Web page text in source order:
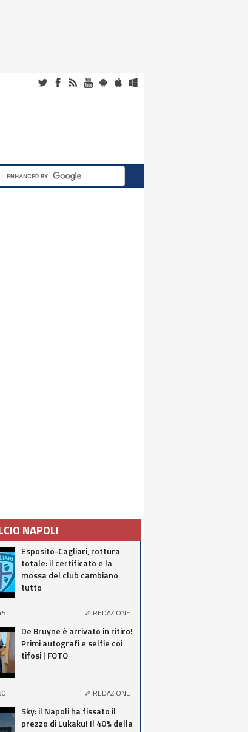
NAPOLI
Esposito-Cagliari, rottura
totale: il certificato e la
mossa del club cambiano
tutto
REDAZIONE
De Bruyne è arrivato in ritiro!
Primi autografi e selfie coi
tifosi | FOTO
REDAZIONE
Sky: il Napoli ha fissato il
prezzo di Lukaku! Il 40% della